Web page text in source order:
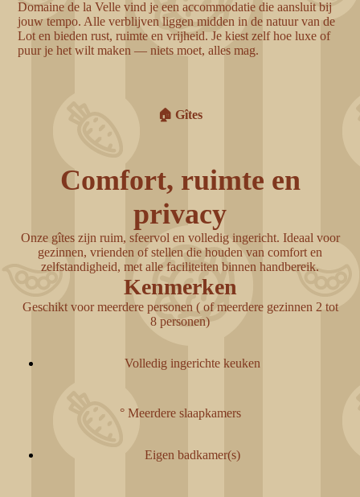
Domaine de la Velle vind je een accommodatie die aansluit bij
jouw tempo. Alle verblijven liggen midden in de natuur van de
Lot en bieden rust, ruimte en vrijheid. Je kiest zelf hoe luxe of
puur je het wilt maken — niets moet, alles mag.
🏠 Gîtes
Comfort, ruimte en
privacy
Onze gîtes zijn ruim, sfeervol en volledig ingericht. Ideaal voor
gezinnen, vrienden of stellen die houden van comfort en
zelfstandigheid, met alle faciliteiten binnen handbereik.
Kenmerken
Geschikt voor meerdere personen ( of meerdere gezinnen 2 tot
8 personen)
Volledig ingerichte keuken
° Meerdere slaapkamers
Eigen badkamer(s)